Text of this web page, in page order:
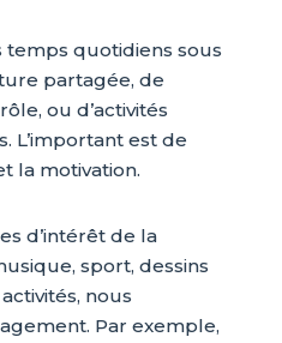
temps quotidiens sous
partagée, de
ou d’activités
L’important est de
la motivation.
d’intérêt de la
sport, dessins
nous
Par exemple,